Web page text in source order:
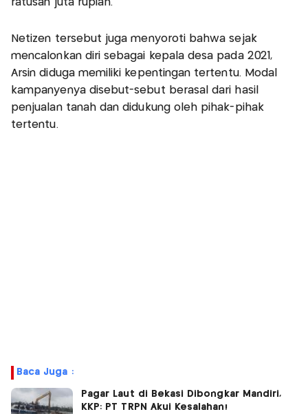
ratusan juta rupiah.
Netizen tersebut juga menyoroti bahwa sejak
mencalonkan diri sebagai kepala desa pada 2021,
Arsin diduga memiliki kepentingan tertentu. Modal
kampanyenya disebut-sebut berasal dari hasil
penjualan tanah dan didukung oleh pihak-pihak
tertentu.
Baca Juga :
Pagar Laut di Bekasi Dibongkar Mandiri,
KKP: PT TRPN Akui Kesalahan!